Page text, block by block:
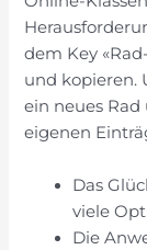
dem Key
und kopieren.
ein neues
eigenen
Das
viele
Die